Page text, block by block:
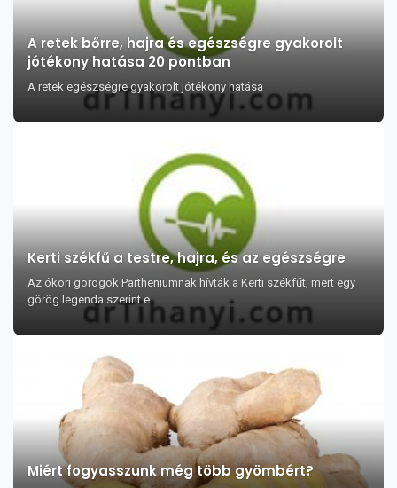
A retek bőrre, hajra és egészségre gyakorolt
jótékony hatása 20 pontban
A retek egészségre gyakorolt jótékony hatása
Kerti székfű a testre, hajra, és az egészségre
Az ókori görögök Partheniumnak hívták a Kerti székfűt, mert egy
görög legenda szerint e...
Miért fogyasszunk még több gyömbért?